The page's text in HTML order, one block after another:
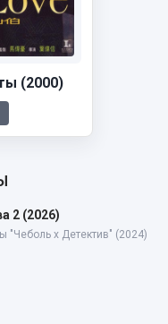
(2000)
2 (2026)
"Чеболь x Детектив" (2024)